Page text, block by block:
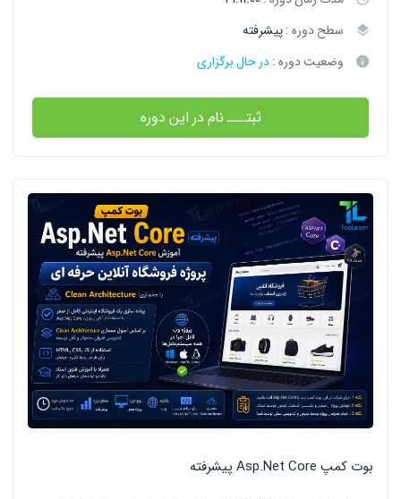
سطح دوره :پیشرفته
وضعیت دوره :در حال برگزاری
ثبتـــ نام در این دوره
بوت کمپ Asp.Net Core پیشرفته